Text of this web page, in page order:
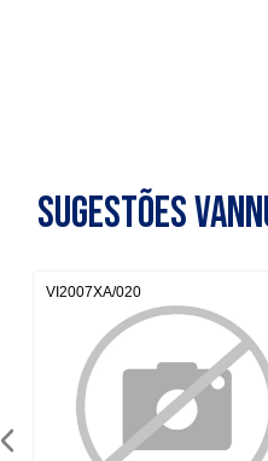
sugestões
VI2007XA/020